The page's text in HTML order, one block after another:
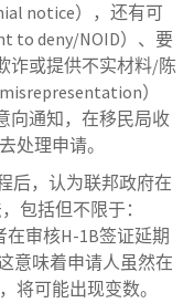
notice），还有可
to deny/NOID）、要
诈或提供不实材料/陈
）
向通知，在移民局收
处理申请。
后，认为联邦政府在
包括但不限于：
在审核H-1B签证延期
意味着申请人虽然在
将可能出现变数。